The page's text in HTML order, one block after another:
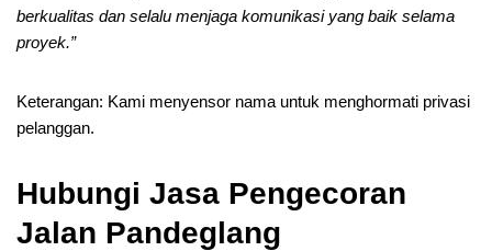
berkualitas dan selalu menjaga komunikasi yang baik selama
proyek.”
Keterangan: Kami menyensor nama untuk menghormati privasi
pelanggan.
Hubungi Jasa Pengecoran
Jalan Pandeglang